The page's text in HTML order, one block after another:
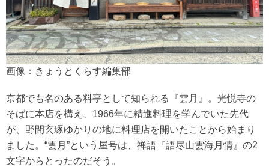
画像：きょうとくらす編集部
京都でも名のある料亭として知られる『雲月』。光悦寺の
そばに本店を構え、1966年に精進料理を学んでいた先代
が、野間玄琢ゆかりの地に料理店を開いたことから始まり
ました。“雲月”という屋号は、禅語『語尽山雲海月情』の2
文字からとったのだそう。